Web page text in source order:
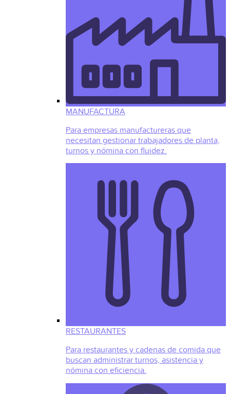
MANUFACTURA
Para empresas manufactureras que
necesitan gestionar trabajadores de planta,
turnos y nómina con fluidez.
RESTAURANTES
Para restaurantes y cadenas de comida que
buscan administrar turnos, asistencia y
nómina con eficiencia.